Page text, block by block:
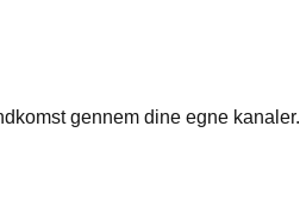
gennem dine egne kanaler.